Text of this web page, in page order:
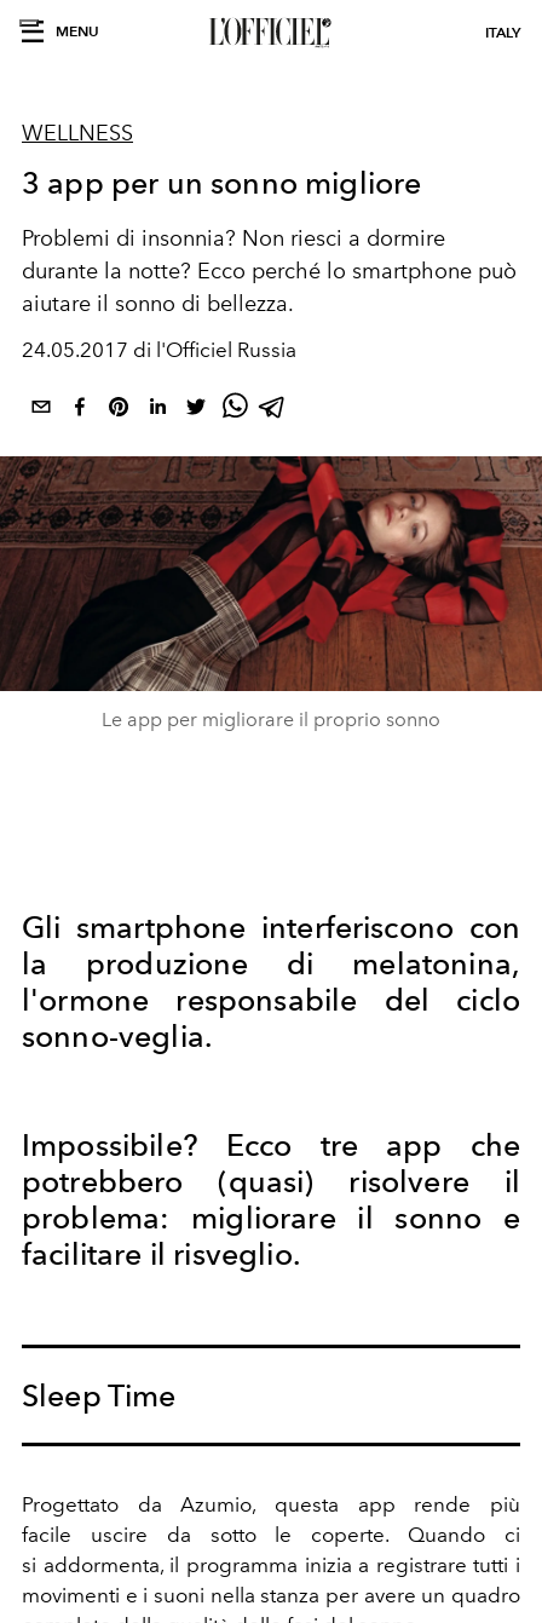
MENU ITALY
WELLNESS
3 app per un sonno migliore
Problemi di insonnia? Non riesci a dormire
durante la notte? Ecco perché lo smartphone può
aiutare il sonno di bellezza.
24.05.2017 di l'Officiel Russia
Le app per migliorare il proprio sonno
Gli smartphone interferiscono con
la produzione di melatonina,
l'ormone responsabile del ciclo
sonno-veglia.
Impossibile? Ecco tre app che
potrebbero (quasi) risolvere il
problema: migliorare il sonno e
facilitare il risveglio.
Sleep Time
Progettato da Azumio, questa app rende più
facile uscire da sotto le coperte. Quando ci
si addormenta, il programma inizia a registrare tutti i
movimenti e i suoni nella stanza per avere un quadro